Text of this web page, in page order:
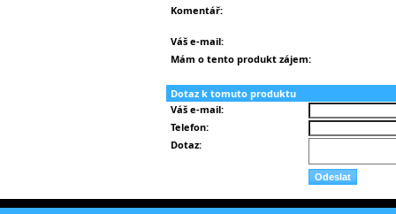
Komentář:
Váš e-mail:
Mám o tento produkt zájem:
Dotaz k tomuto produktu
Váš e-mail:
Telefon:
Dotaz: